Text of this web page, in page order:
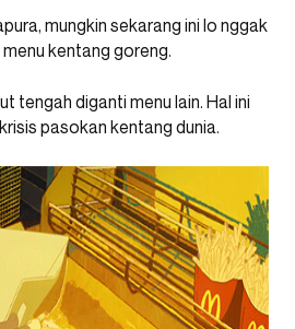
mungkin sekarang ini lo nggak
kentang goreng.
tengah diganti menu lain. Hal ini
pasokan kentang dunia.